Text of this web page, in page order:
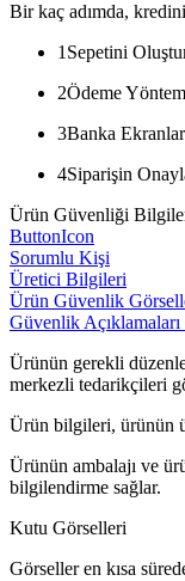
Bir kaç adımda,
1 Sepetini
2Ödeme
3Banka
4Siparişin
Ürün Güvenliği
ButtonIcon
Sorumlu Kişi
Üretici Bilgileri
Ürün Güvenlik
Güvenlik
Ürünün gerekli
merkezli tedarikçileri
Ürün bilgileri, ürünün
Ürünün ambalajı ve
bilgilendirme sağlar.
Kutu Görselleri
Görseller en kısa